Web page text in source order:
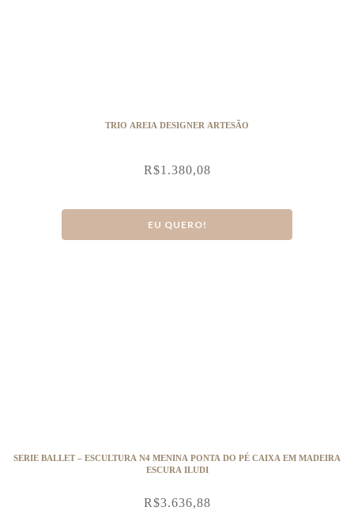
TRIO AREIA DESIGNER ARTESÃO
R$1.380,08
EU QUERO!
SERIE BALLET – ESCULTURA N4 MENINA PONTA DO PÉ CAIXA EM MADEIRA
ESCURA ILUDI
R$3.636,88